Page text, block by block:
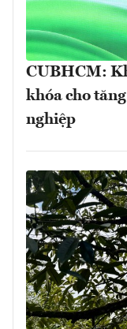
CUBHCM:
khóa cho
nghiệp